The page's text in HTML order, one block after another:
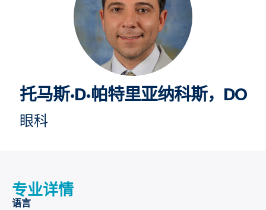
托马斯·D·帕特里亚纳科斯，DO
眼科
专业详情
语言